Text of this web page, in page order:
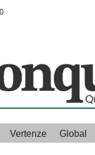
Vertenze Global